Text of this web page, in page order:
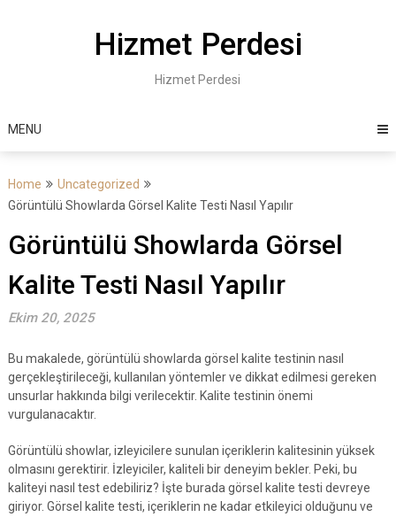
Hizmet Perdesi
Hizmet Perdesi
MENU
Home
Uncategorized
Görüntülü Showlarda Görsel Kalite Testi Nasıl Yapılır
Görüntülü Showlarda Görsel
Kalite Testi Nasıl Yapılır
Ekim 20, 2025
Bu makalede, görüntülü showlarda görsel kalite testinin nasıl
gerçekleştirileceği, kullanılan yöntemler ve dikkat edilmesi gereken
unsurlar hakkında bilgi verilecektir. Kalite testinin önemi
vurgulanacaktır.
Görüntülü showlar, izleyicilere sunulan içeriklerin kalitesinin yüksek
olmasını gerektirir. İzleyiciler, kaliteli bir deneyim bekler. Peki, bu
kaliteyi nasıl test edebiliriz? İşte burada görsel kalite testi devreye
giriyor. Görsel kalite testi, içeriklerin ne kadar etkileyici olduğunu ve